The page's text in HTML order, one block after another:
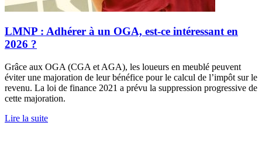
LMNP : Adhérer à un OGA, est-ce intéressant en
2026 ?
Grâce aux OGA (CGA et AGA), les loueurs en meublé peuvent
éviter une majoration de leur bénéfice pour le calcul de l’impôt sur le
revenu. La loi de finance 2021 a prévu la suppression progressive de
cette majoration.
Lire la suite